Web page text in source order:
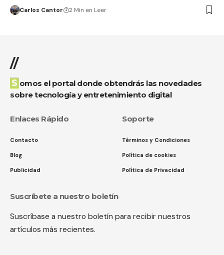
Carlos Cantor 2 Min en Leer
//
Somos el portal donde obtendrás las novedades
sobre tecnología y entretenimiento digital
Enlaces Rápido
Contacto
Blog
Publicidad
Soporte
Términos y Condiciones
Política de cookies
Política de Privacidad
Suscríbete a nuestro boletín
Suscríbase a nuestro boletín para recibir nuestros
artículos más recientes.